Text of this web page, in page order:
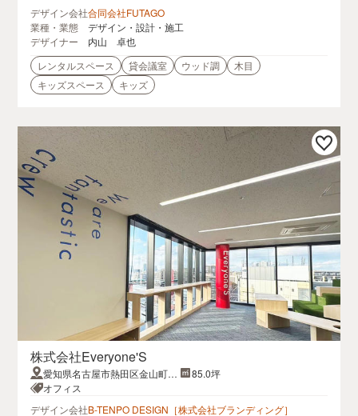
デザイン会社合同会社FUTAGO
業種・業態
デザイン・設計・施工
デザイナー
内山 卓也
レンタルスペース
貸会議室 ウッド調
木目
キッズスペース
キッズ
株式会社Everyone'S
愛知県名古屋市熱田区金山町2
丁目1-1 SOLUX金山1
85.0坪
オフィス
デザイン会社B-TENPO DESIGN［株式会社ブランディング］